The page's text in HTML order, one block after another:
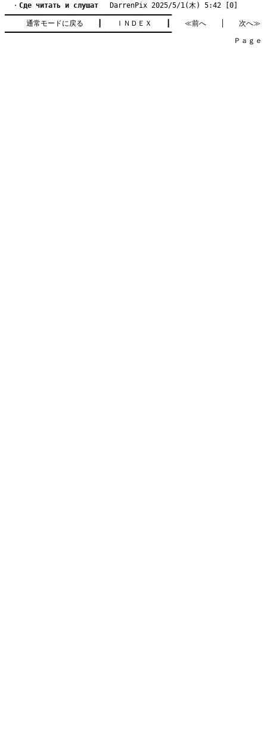
・ Cде читать и слушат DarrenPix 2025/5/1(木) 5:42 [0]
━━━━━━━━━━━━━━━━━━━━━━━━━━━━━━━━━━━━━━━━
通常モードに戻る
ＩＮＤＥＸ ≪前へ
次へ≫
━━━━━━━━━━━━━━━━━━━━━━━━━━━━━━━━━━━━━━━━
Ｐａｇｅ